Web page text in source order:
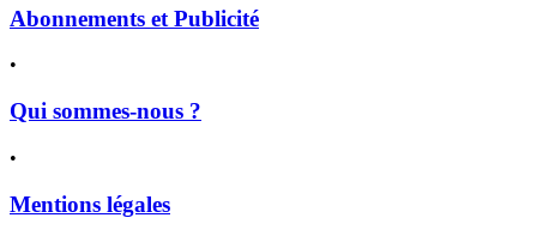
Abonnements et Publicité
•
Qui sommes-nous ?
•
Mentions légales